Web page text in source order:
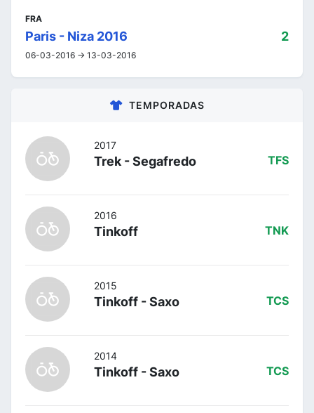
FRA
Paris - Niza 2016
06-03-2016 -> 13-03-2016
2
TEMPORADAS
2017
Trek - Segafredo TFS
2016
Tinkoff TNK
2015
Tinkoff - Saxo TCS
2014
Tinkoff - Saxo TCS